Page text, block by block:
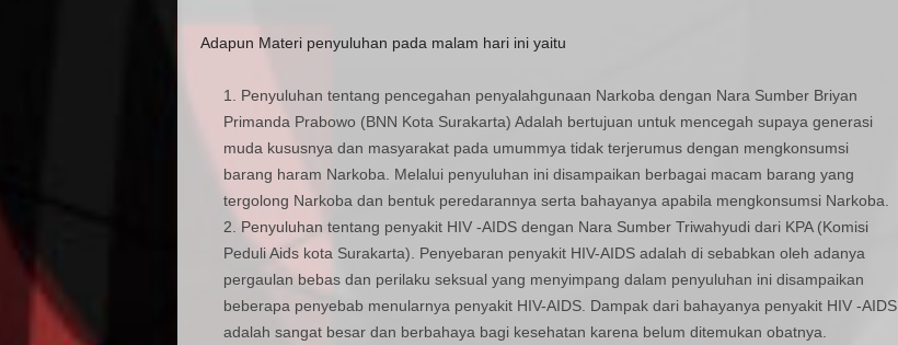
Adapun Materi penyuluhan pada malam hari ini yaitu
Penyuluhan tentang pencegahan penyalahgunaan Narkoba dengan Nara Sumber Briyan
Primanda Prabowo (BNN Kota Surakarta) Adalah bertujuan untuk mencegah supaya generasi
muda kususnya dan masyarakat pada umummya tidak terjerumus dengan mengkonsumsi
barang haram Narkoba. Melalui penyuluhan ini disampaikan berbagai macam barang yang
tergolong Narkoba dan bentuk peredarannya serta bahayanya apabila mengkonsumsi Narkoba.
Penyuluhan tentang penyakit HIV -AIDS dengan Nara Sumber Triwahyudi dari KPA (Komisi
Peduli Aids kota Surakarta). Penyebaran penyakit HIV-AIDS adalah di sebabkan oleh adanya
pergaulan bebas dan perilaku seksual yang menyimpang dalam penyuluhan ini disampaikan
beberapa penyebab menularnya penyakit HIV-AIDS. Dampak dari bahayanya penyakit HIV -AIDS
adalah sangat besar dan berbahaya bagi kesehatan karena belum ditemukan obatnya.